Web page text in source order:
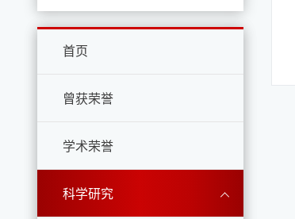
首页
曾获荣誉
学术荣誉
科学研究